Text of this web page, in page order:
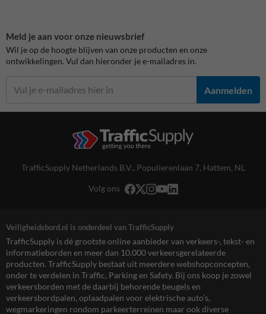
Meld je aan voor onze nieuwsbrief
Wil je op de hoogte blijven van onze producten en onze
ontwikkelingen. Vul dan hieronder je e-mailadres in.
Aanmelden
TrafficSupply Netherlands B.V., Populierenlaan 7, Hattem, NL
Volg ons
Veiligheidsbord.nl is onderdeel van TrafficSupply
TrafficSupply is dé grootste online aanbieder van verkeers-, tekst- en
informatieborden en meer dan 10.000 verkeersgerelateerde
producten. TrafficSupply bestaat uit meerdere webshopconcepten,
onder te verdelen in Traffic, Parking en Safety. Bij ons koop je zowel
verkeersborden met de daarbij behorende beugels en
verkeersbordpalen, oplaadpalen voor elektrische auto’s,
wegmarkeringen rondom parkeerterreinen maar ook diverse